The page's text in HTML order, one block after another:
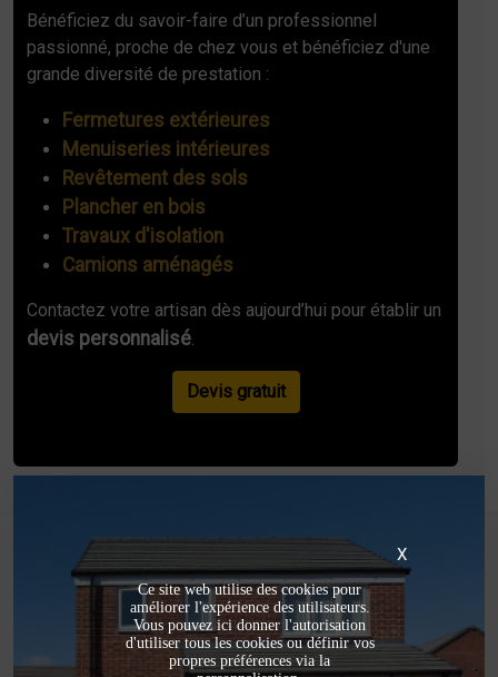
Bénéficiez du savoir-faire d’un professionnel
passionné, proche de chez vous et bénéficiez d'une
grande diversité de prestation :
Fermetures extérieures
Menuiseries intérieures
Revêtement des sols
Plancher en bois
Travaux d'isolation
Camions aménagés
Contactez votre artisan dès aujourd’hui pour établir un
devis personnalisé.
Devis gratuit
X
Ce site web utilise des cookies pour
améliorer l'expérience des utilisateurs.
Vous pouvez ici donner l'autorisation
d'utiliser tous les cookies ou définir vos
propres préférences via la